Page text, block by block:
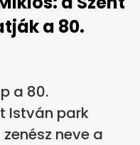
a 80.
a 80.
István park
neve a